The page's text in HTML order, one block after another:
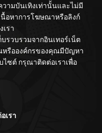
ามบันเทิงเท่านั้นและไม่มี
อหาการโฆษณาหรือลิงก์
รา
รวบรวมจากอินเทอร์เน็ต
หรือองค์กรของคุณมีปัญหา
ไซต์ กรุณาติดต่อเราเพื่อ
เรา